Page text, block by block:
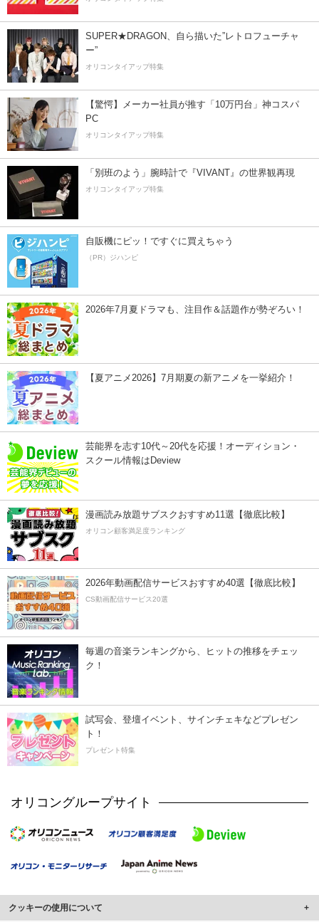
SUPER★DRAGON、自ら描いた”レトロフューチャ
ー”
オリコンタイアップ特集
【驚愕】メーカー社員が推す「10万円台」神コスパ
PC
オリコンタイアップ特集
「別班のよう」腕時計で『VIVANT』の世界観再現
オリコンタイアップ特集
自販機にピッ！ですぐに買えちゃう
（PR）ジハンピ
2026年7月夏ドラマも、注目作＆話題作が勢ぞろい！
【夏アニメ2026】7月期夏の新アニメを一挙紹介！
芸能界を志す10代～20代を応援！オーディション・
スクール情報はDeview
漫画読み放題サブスクおすすめ11選【徹底比較】
オリコン顧客満足度ランキング
2026年動画配信サービスおすすめ40選【徹底比較】
CS動画配信サービス20選
毎週の音楽ランキングから、ヒットの推移をチェッ
ク！
試写会、登壇イベント、サインチェキなどプレゼン
ト！
プレゼント特集
オリコングループサイト
クッキーの使用について